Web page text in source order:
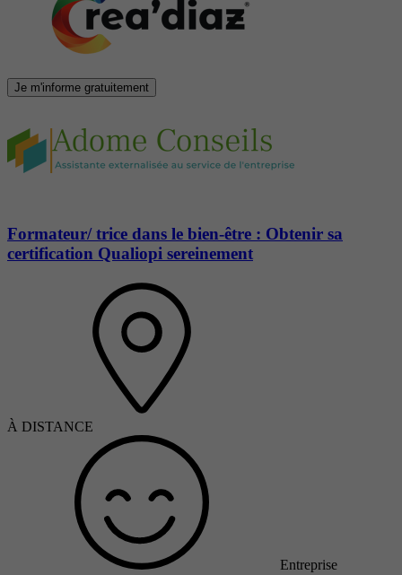
Je m'informe gratuitement
Formateur/ trice dans le bien-être : Obtenir sa
certification Qualiopi sereinement
À DISTANCE
Entreprise